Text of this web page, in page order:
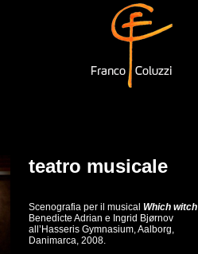
teatro musicale
Scenografia per il musical Which witch
Benedicte Adrian e Ingrid Bjørnov
all’Hasseris Gymnasium, Aalborg,
Danimarca, 2008.